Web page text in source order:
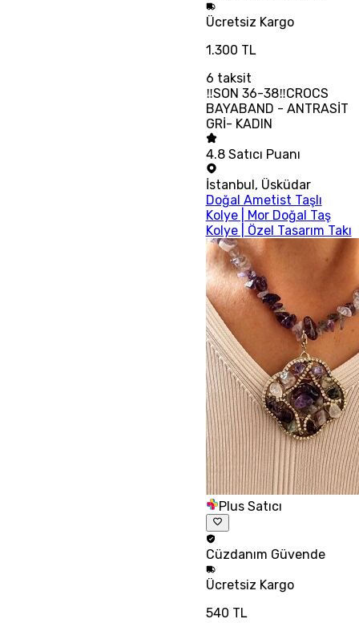
Ücretsiz Kargo
1.300 TL
6 taksit
‼SON 36-38‼CROCS
BAYABAND - ANTRASİT
GRİ- KADIN
4.8 Satıcı Puanı
İstanbul, Üsküdar
Doğal Ametist Taşlı
Kolye | Mor Doğal Taş
Kolye | Özel Tasarım Takı
Plus Satıcı
Cüzdanım Güvende
Ücretsiz Kargo
540 TL